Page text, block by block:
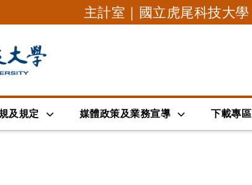
主計室｜國立虎尾科技大學
及規定 媒體政策及業務宣導 下載專區